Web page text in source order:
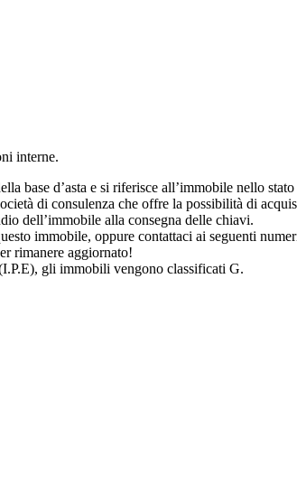
interne.
base d’asta e si riferisce all’immobile nello
di consulenza che offre la possibilità di
dell’immobile alla consegna delle chiavi.
immobile, oppure contattaci ai seguenti
rimanere aggiornato!
gli immobili vengono classificati G.